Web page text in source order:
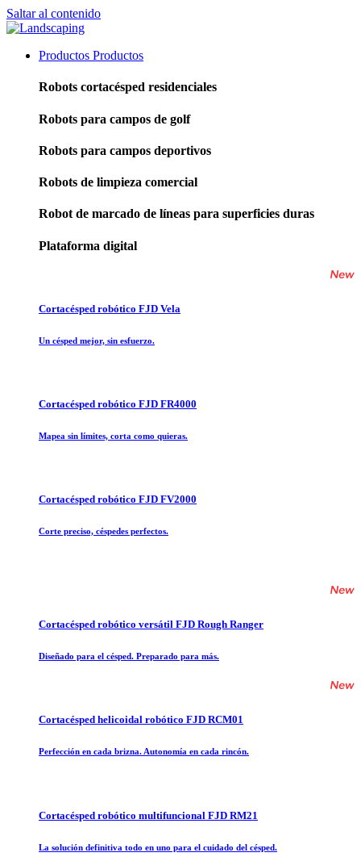
Saltar al contenido
Productos Productos
Robots cortacésped residenciales
Robots para campos de golf
Robots para campos deportivos
Robots de limpieza comercial
Robot de marcado de líneas para superficies duras
Plataforma digital
Cortacésped robótico FJD Vela
Un césped mejor, sin esfuerzo.
Cortacésped robótico FJD FR4000
Mapea sin límites, corta como quieras.
Cortacésped robótico FJD FV2000
Corte preciso, céspedes perfectos.
Cortacésped robótico versátil FJD Rough Ranger
Diseñado para el césped. Preparado para más.
Cortacésped helicoidal robótico FJD RCM01
Perfección en cada brizna. Autonomía en cada rincón.
Cortacésped robótico multifuncional FJD RM21
La solución definitiva todo en uno para el cuidado del césped.